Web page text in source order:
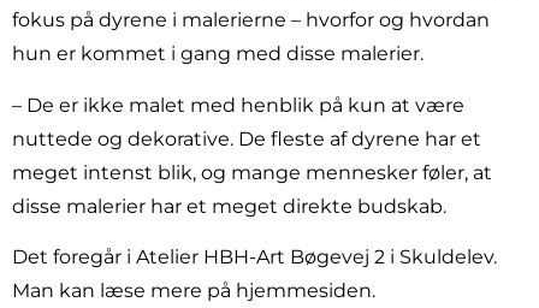
fokus på dyrene i malerierne – hvorfor og hvordan
hun er kommet i gang med disse malerier.
– De er ikke malet med henblik på kun at være
nuttede og dekorative. De fleste af dyrene har et
meget intenst blik, og mange mennesker føler, at
disse malerier har et meget direkte budskab.
Det foregår i Atelier HBH-Art Bøgevej 2 i Skuldelev.
Man kan læse mere på hjemmesiden.